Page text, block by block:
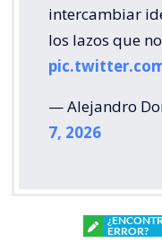
intercambiar
los lazos que
— Alejandro
7, 2026
ERROR?